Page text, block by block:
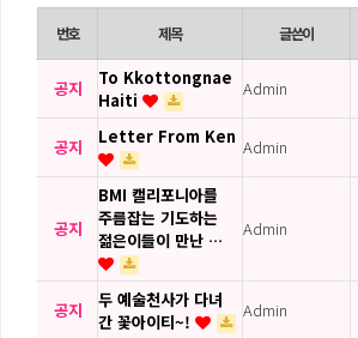
번호 제목 글쓴이
공지
To Kkottongnae
Haiti
Admin
공지 Letter From Ken Admin
공지
BMI 캘리포니아를
주름잡는 기도하는
젊은이들이 만난 …
Admin
공지
두 예술천사가 다녀
간 꽃아이티~!
Admin